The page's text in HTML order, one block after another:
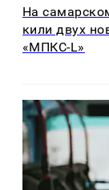
На
кили двух
«МПКС-L»